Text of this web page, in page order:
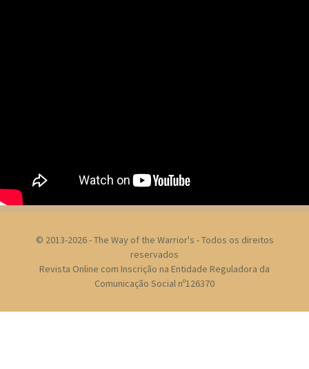
© 2013-2026 - The Way of the Warrior's - Todos os direitos
reservados
Revista Online com Inscrição na Entidade Reguladora da
Comunicação Social nº126370